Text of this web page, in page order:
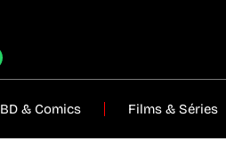
BD & Comics Films & Séries